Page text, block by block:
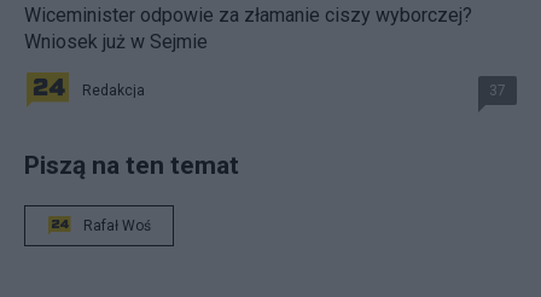
Wiceminister odpowie za złamanie ciszy wyborczej?
Wniosek już w Sejmie
Redakcja 37
Piszą na ten temat
Rafał Woś